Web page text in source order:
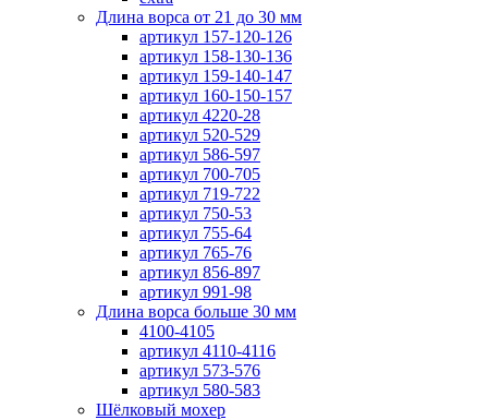
Длина ворса от 21 до 30 мм
артикул 157-120-126
артикул 158-130-136
артикул 159-140-147
артикул 160-150-157
артикул 4220-28
артикул 520-529
артикул 586-597
артикул 700-705
артикул 719-722
артикул 750-53
артикул 755-64
артикул 765-76
артикул 856-897
артикул 991-98
Длина ворса больше 30 мм
4100-4105
артикул 4110-4116
артикул 573-576
артикул 580-583
Шёлковый мохер